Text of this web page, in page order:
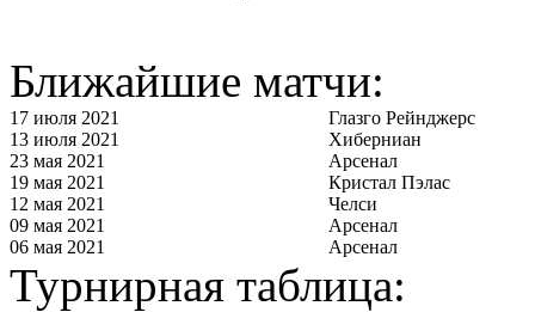
Ближайшие матчи:
17 июля 2021
Глазго Рейнджерс
13 июля 2021
Хиберниан
23 мая 2021
Арсенал
19 мая 2021
Кристал Пэлас
12 мая 2021
Челси
09 мая 2021
Арсенал
06 мая 2021
Арсенал
Турнирная таблица: